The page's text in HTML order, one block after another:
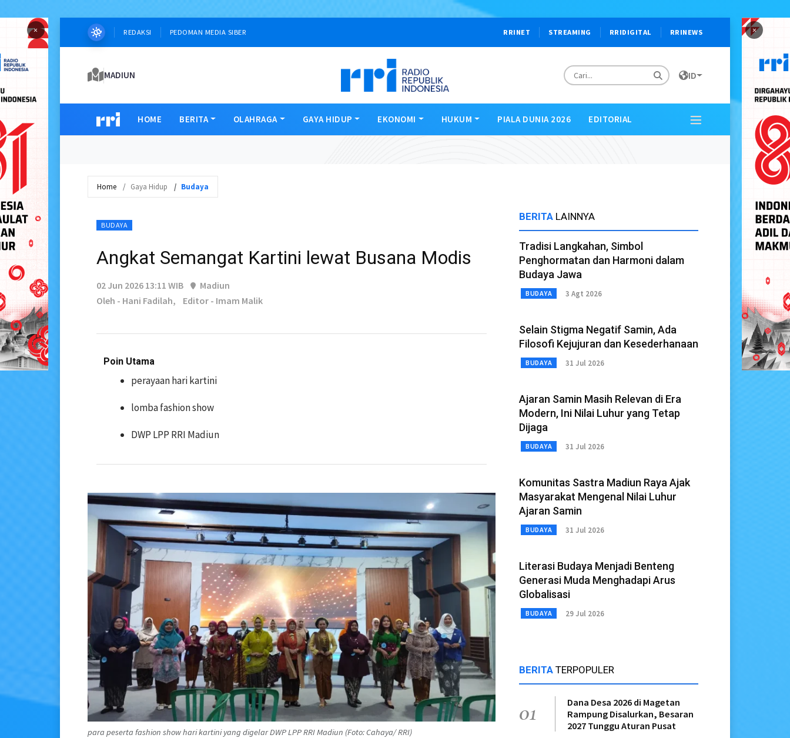
× ×
REDAKSI PEDOMAN MEDIA SIBER RRINET STREAMING RRIDIGITAL RRINEWS
MADIUN ID
HOME BERITA OLAHRAGA GAYA HIDUP EKONOMI HUKUM PIALA DUNIA 2026 EDITORIAL
Home Gaya Hidup Budaya
BUDAYA
Angkat Semangat Kartini lewat Busana Modis
02 Jun 2026 13:11 WIB
Madiun
Oleh - Hani Fadilah,
Editor - Imam Malik
Poin Utama
perayaan hari kartini
lomba fashion show
DWP LPP RRI Madiun
para peserta fashion show hari kartini yang digelar DWP LPP RRI Madiun (Foto: Cahaya/ RRI)
BERITA LAINNYA
Tradisi Langkahan, Simbol
Penghormatan dan Harmoni dalam
Budaya Jawa
BUDAYA 3 Agt 2026
Selain Stigma Negatif Samin, Ada
Filosofi Kejujuran dan Kesederhanaan
BUDAYA 31 Jul 2026
Ajaran Samin Masih Relevan di Era
Modern, Ini Nilai Luhur yang Tetap
Dijaga
BUDAYA 31 Jul 2026
Komunitas Sastra Madiun Raya Ajak
Masyarakat Mengenal Nilai Luhur
Ajaran Samin
BUDAYA 31 Jul 2026
Literasi Budaya Menjadi Benteng
Generasi Muda Menghadapi Arus
Globalisasi
BUDAYA 29 Jul 2026
BERITA TERPOPULER
01
Dana Desa 2026 di Magetan
Rampung Disalurkan, Besaran
2027 Tunggu Aturan Pusat